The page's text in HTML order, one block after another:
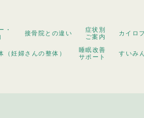
・
接骨院との違い
症状別
ご案内
カイロ
（妊婦さんの整体）
睡眠改善
サポート
すいみ